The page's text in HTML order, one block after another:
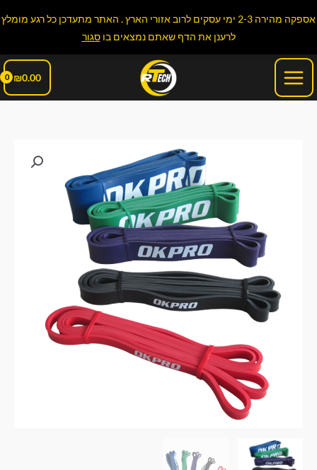
אספקה מהירה 2-3 ימי עסקים לרוב אזורי הארץ . האתר מתעדכן כל רגע מומלץ
לרענן את הדף שאתם נמצאים בוסגור
לתוכן
Main
Menu
₪0.00